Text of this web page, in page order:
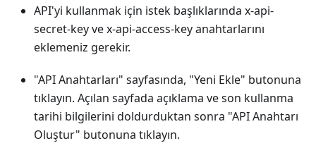
API'yi kullanmak için istek başlıklarında x-api-
secret-key ve x-api-access-key anahtarlarını
eklemeniz gerekir.
"API Anahtarları" sayfasında, "Yeni Ekle" butonuna
tıklayın. Açılan sayfada açıklama ve son kullanma
tarihi bilgilerini doldurduktan sonra "API Anahtarı
Oluştur" butonuna tıklayın.